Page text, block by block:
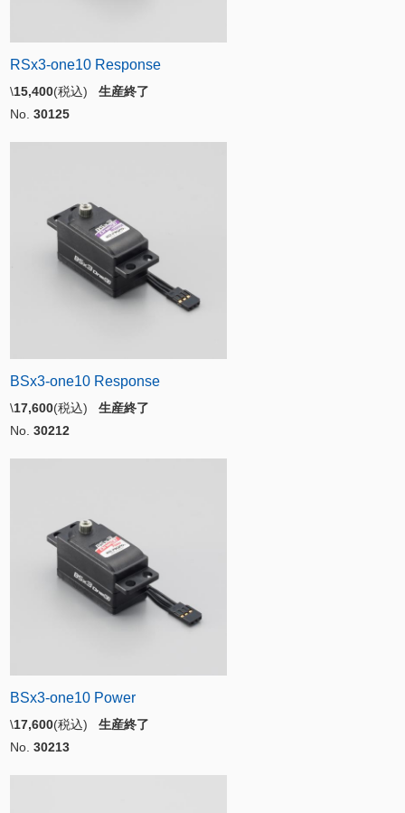
RSx3-one10 Response
\15,400(税込) 生産終了
No. 30125
BSx3-one10 Response
\17,600(税込) 生産終了
No. 30212
BSx3-one10 Power
\17,600(税込) 生産終了
No. 30213